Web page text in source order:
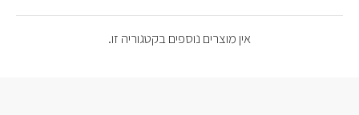
אין מוצרים נוספים בקטגוריה זו.